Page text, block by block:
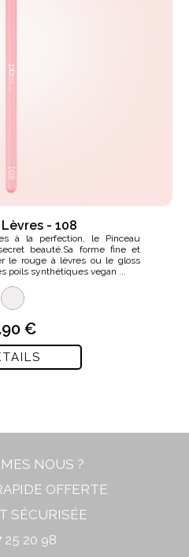
- 108
à la perfection, le Pinceau
beauté.Sa forme fine et
le rouge à lèvres ou le gloss
poils synthétiques vegan ...
€
NOUS ?
OFFERTE
SÉCURISÉE
25 20 98